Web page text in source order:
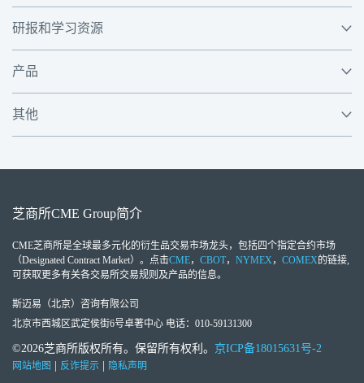
研报和学习资源
产品
其他
芝商所CME Group简介
CME芝商所是全球最多元化的衍生品交易市场龙头，包括四个指定合约市场
（Designated Contract Market）。点击CME， CBOT， NYMEX， COMEX的链接,
可获取更多有关各交易所交易规则及产品的信息。
斯迈易（北京）咨询有限公司
北京市西城区武定侯街6号卓著中心 电话：010-59131300
©2026芝商所版权所有。保留所有权利。 京ICP备18015631号-2
网站地图 反诈提示 隐私声明